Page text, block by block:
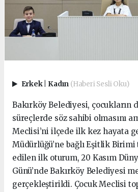
Erkek Kadın (Haberi Sesli Oku)
Bakırköy Belediyesi, çocukların
süreçlerde söz sahibi olmasını
Meclisi’ni ilçede ilk kez hayata
Müdürlüğü’ne bağlı Eşitlik
edilen ilk oturum, 20 Kasım
Günü’nde Bakırköy Belediyesi
gerçekleştirildi. Çocuk Meclisi